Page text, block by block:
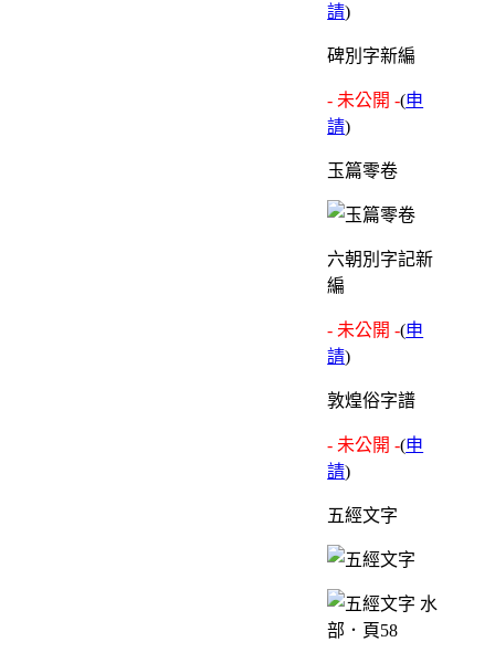
請)
碑別字新編
- 未公開 -(申
請)
玉篇零卷
六朝別字記新
編
- 未公開 -(申
請)
敦煌俗字譜
- 未公開 -(申
請)
五經文字